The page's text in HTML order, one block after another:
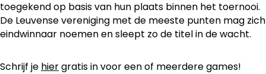
toegekend op basis van hun plaats binnen het toernooi.
De Leuvense vereniging met de meeste punten mag zich
eindwinnaar noemen en sleept zo de titel in de wacht.
Schrijf je hiergratis in voor een of meerdere games!